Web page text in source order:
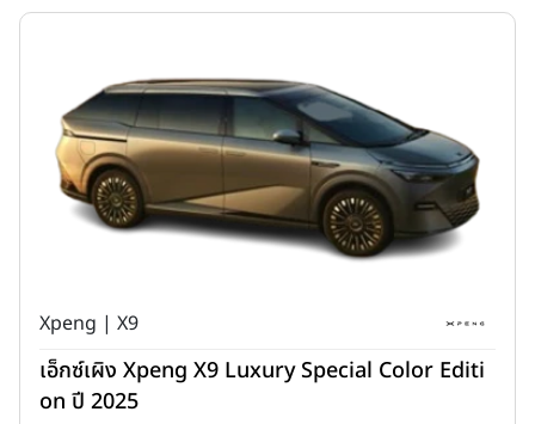
Xpeng | X9
เอ็กซ์เผิง Xpeng X9 Luxury Special Color Editi
on ปี 2025